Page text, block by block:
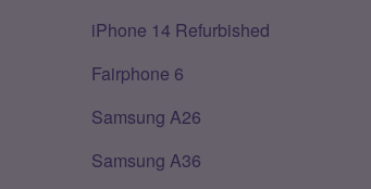
iPhone 14 Refurbished
Fairphone 6
Samsung A26
Samsung A36